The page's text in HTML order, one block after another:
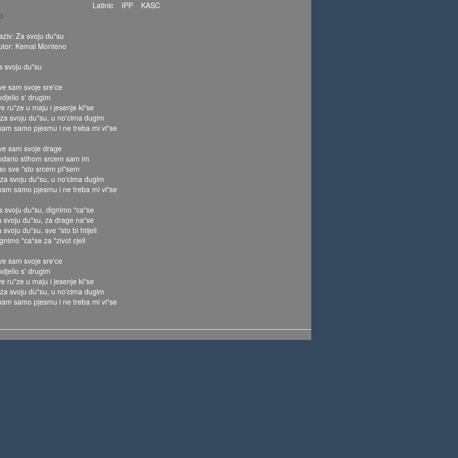
Latinic IPP
KASC
Za svoju du"su
Kemal Monteno
svoju du"su
sam svoje sre'ce
s' drugim
ru"ze u maju i jesenje ki"se
svoju du"su, u no'cima dugim
samo pjesmu i ne treba mi vi"se
sam svoje drage
stihom srcem sam im
sve "sto srcem pi"sem
svoju du"su, u no'cima dugim
samo pjesmu i ne treba mi vi"se
svoju du"su, dignimo "ca"se
svoju du"su, za drage na"se
svoju du"su, sve "sto bi htijeli
"ca"se za "zivot cjeli
sam svoje sre'ce
s' drugim
ru"ze u maju i jesenje ki"se
svoju du"su, u no'cima dugim
samo pjesmu i ne treba mi vi"se